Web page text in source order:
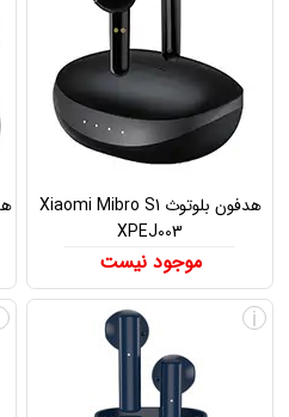
هدفون بلوتوث Xiaomi Mibro S1
XPEJ003
موجود نیست
i